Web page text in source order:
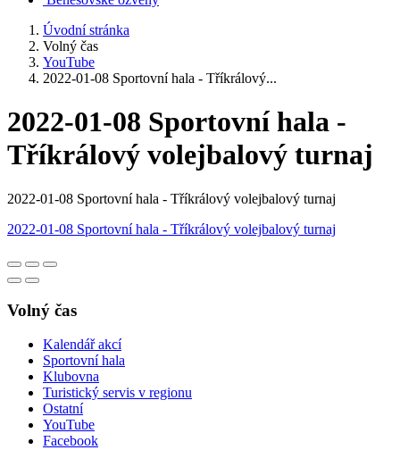
Úvodní stránka
Volný čas
YouTube
2022-01-08 Sportovní hala - Tříkrálový...
2022-01-08 Sportovní hala -
Tříkrálový volejbalový turnaj
2022-01-08 Sportovní hala - Tříkrálový volejbalový turnaj
2022-01-08 Sportovní hala - Tříkrálový volejbalový turnaj
Volný čas
Kalendář akcí
Sportovní hala
Klubovna
Turistický servis v regionu
Ostatní
YouTube
Facebook